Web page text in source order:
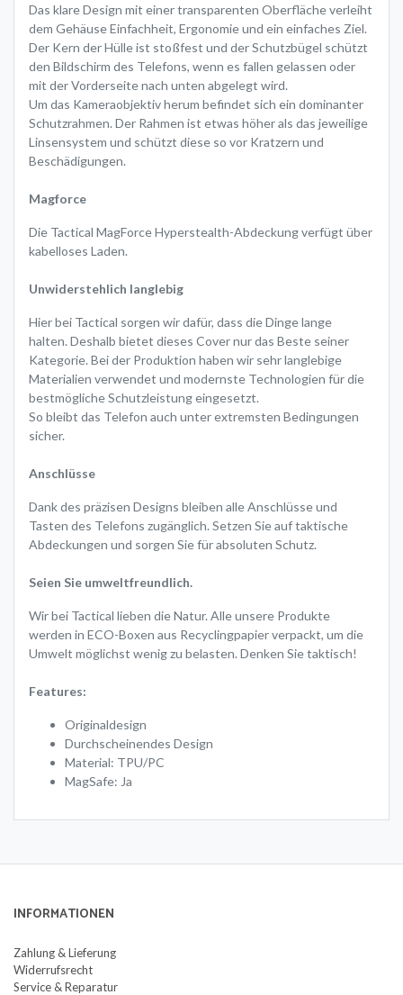
Das klare Design mit einer transparenten Oberfläche verleiht
dem Gehäuse Einfachheit, Ergonomie und ein einfaches Ziel.
Der Kern der Hülle ist stoßfest und der Schutzbügel schützt
den Bildschirm des Telefons, wenn es fallen gelassen oder
mit der Vorderseite nach unten abgelegt wird.
Um das Kameraobjektiv herum befindet sich ein dominanter
Schutzrahmen. Der Rahmen ist etwas höher als das jeweilige
Linsensystem und schützt diese so vor Kratzern und
Beschädigungen.
Magforce
Die Tactical MagForce Hyperstealth-Abdeckung verfügt über
kabelloses Laden.
Unwiderstehlich langlebig
Hier bei Tactical sorgen wir dafür, dass die Dinge lange
halten. Deshalb bietet dieses Cover nur das Beste seiner
Kategorie. Bei der Produktion haben wir sehr langlebige
Materialien verwendet und modernste Technologien für die
bestmögliche Schutzleistung eingesetzt.
So bleibt das Telefon auch unter extremsten Bedingungen
sicher.
Anschlüsse
Dank des präzisen Designs bleiben alle Anschlüsse und
Tasten des Telefons zugänglich. Setzen Sie auf taktische
Abdeckungen und sorgen Sie für absoluten Schutz.
Seien Sie umweltfreundlich.
Wir bei Tactical lieben die Natur. Alle unsere Produkte
werden in ECO-Boxen aus Recyclingpapier verpackt, um die
Umwelt möglichst wenig zu belasten. Denken Sie taktisch!
Features:
Originaldesign
Durchscheinendes Design
Material: TPU/PC
MagSafe: Ja
INFORMATIONEN
Zahlung & Lieferung
Widerrufsrecht
Service & Reparatur